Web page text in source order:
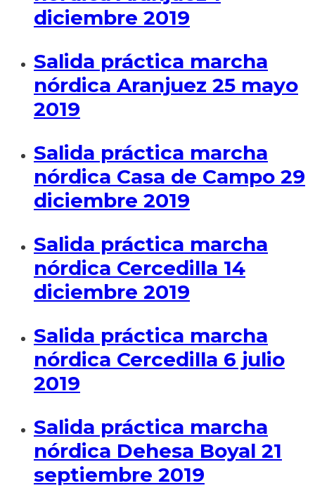
diciembre 2019
Salida práctica marcha
nórdica Aranjuez 25 mayo
2019
Salida práctica marcha
nórdica Casa de Campo 29
diciembre 2019
Salida práctica marcha
nórdica Cercedilla 14
diciembre 2019
Salida práctica marcha
nórdica Cercedilla 6 julio
2019
Salida práctica marcha
nórdica Dehesa Boyal 21
septiembre 2019